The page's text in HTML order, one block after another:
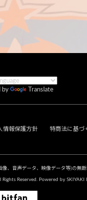
by Translate
情報保護方針 特商法に基づ
像、音声データ、映像データ等)の無断
Reserved. Powered by SKIYAKI